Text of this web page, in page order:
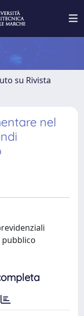
su Rivista
nel
pubblico